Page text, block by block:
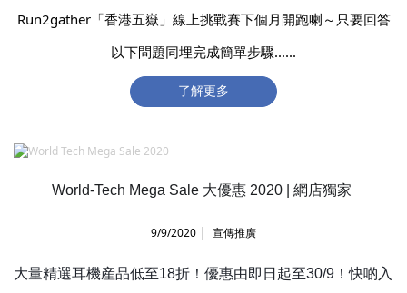
Run2gather「香港五嶽」線上挑戰賽下個月開跑喇～只要回答
以下問題同埋完成簡單步驟......
了解更多
World-Tech Mega Sale 大優惠 2020 | 網店獨家
9/9/2020 │ 宣傳推廣
大量精選耳機産品低至18折！優惠由即日起至30/9！快啲入